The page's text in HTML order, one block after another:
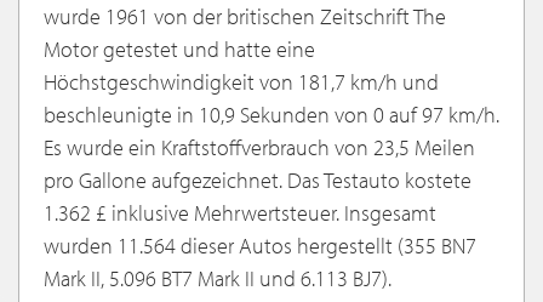
wurde 1961 von der britischen Zeitschrift The
Motor getestet und hatte eine
Höchstgeschwindigkeit von 181,7 km/h und
beschleunigte in 10,9 Sekunden von 0 auf 97 km/h.
Es wurde ein Kraftstoffverbrauch von 23,5 Meilen
pro Gallone aufgezeichnet. Das Testauto kostete
1.362 £ inklusive Mehrwertsteuer. Insgesamt
wurden 11.564 dieser Autos hergestellt (355 BN7
Mark II, 5.096 BT7 Mark II und 6.113 BJ7).